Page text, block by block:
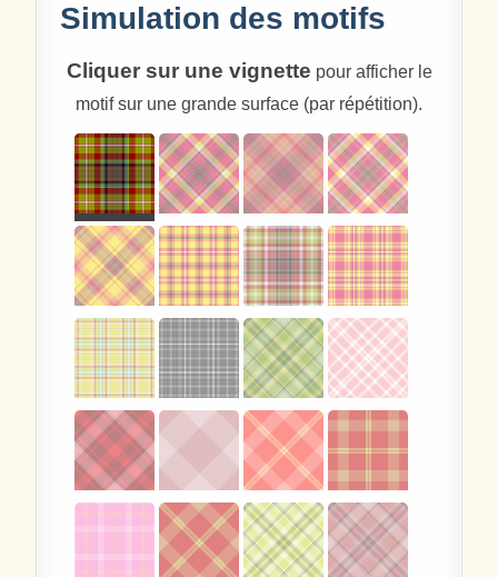
Simulation des motifs
Cliquer sur une vignette pour afficher le
motif sur une grande surface (par répétition).